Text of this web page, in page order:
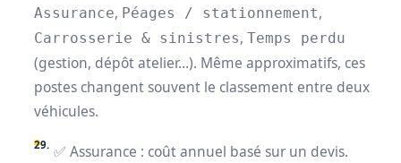
Assurance, Péages / stationnement,
Carrosserie & sinistres, Temps perdu
(gestion, dépôt atelier…). Même approximatifs, ces
postes changent souvent le classement entre deux
véhicules.
✅ Assurance : coût annuel basé sur un devis.